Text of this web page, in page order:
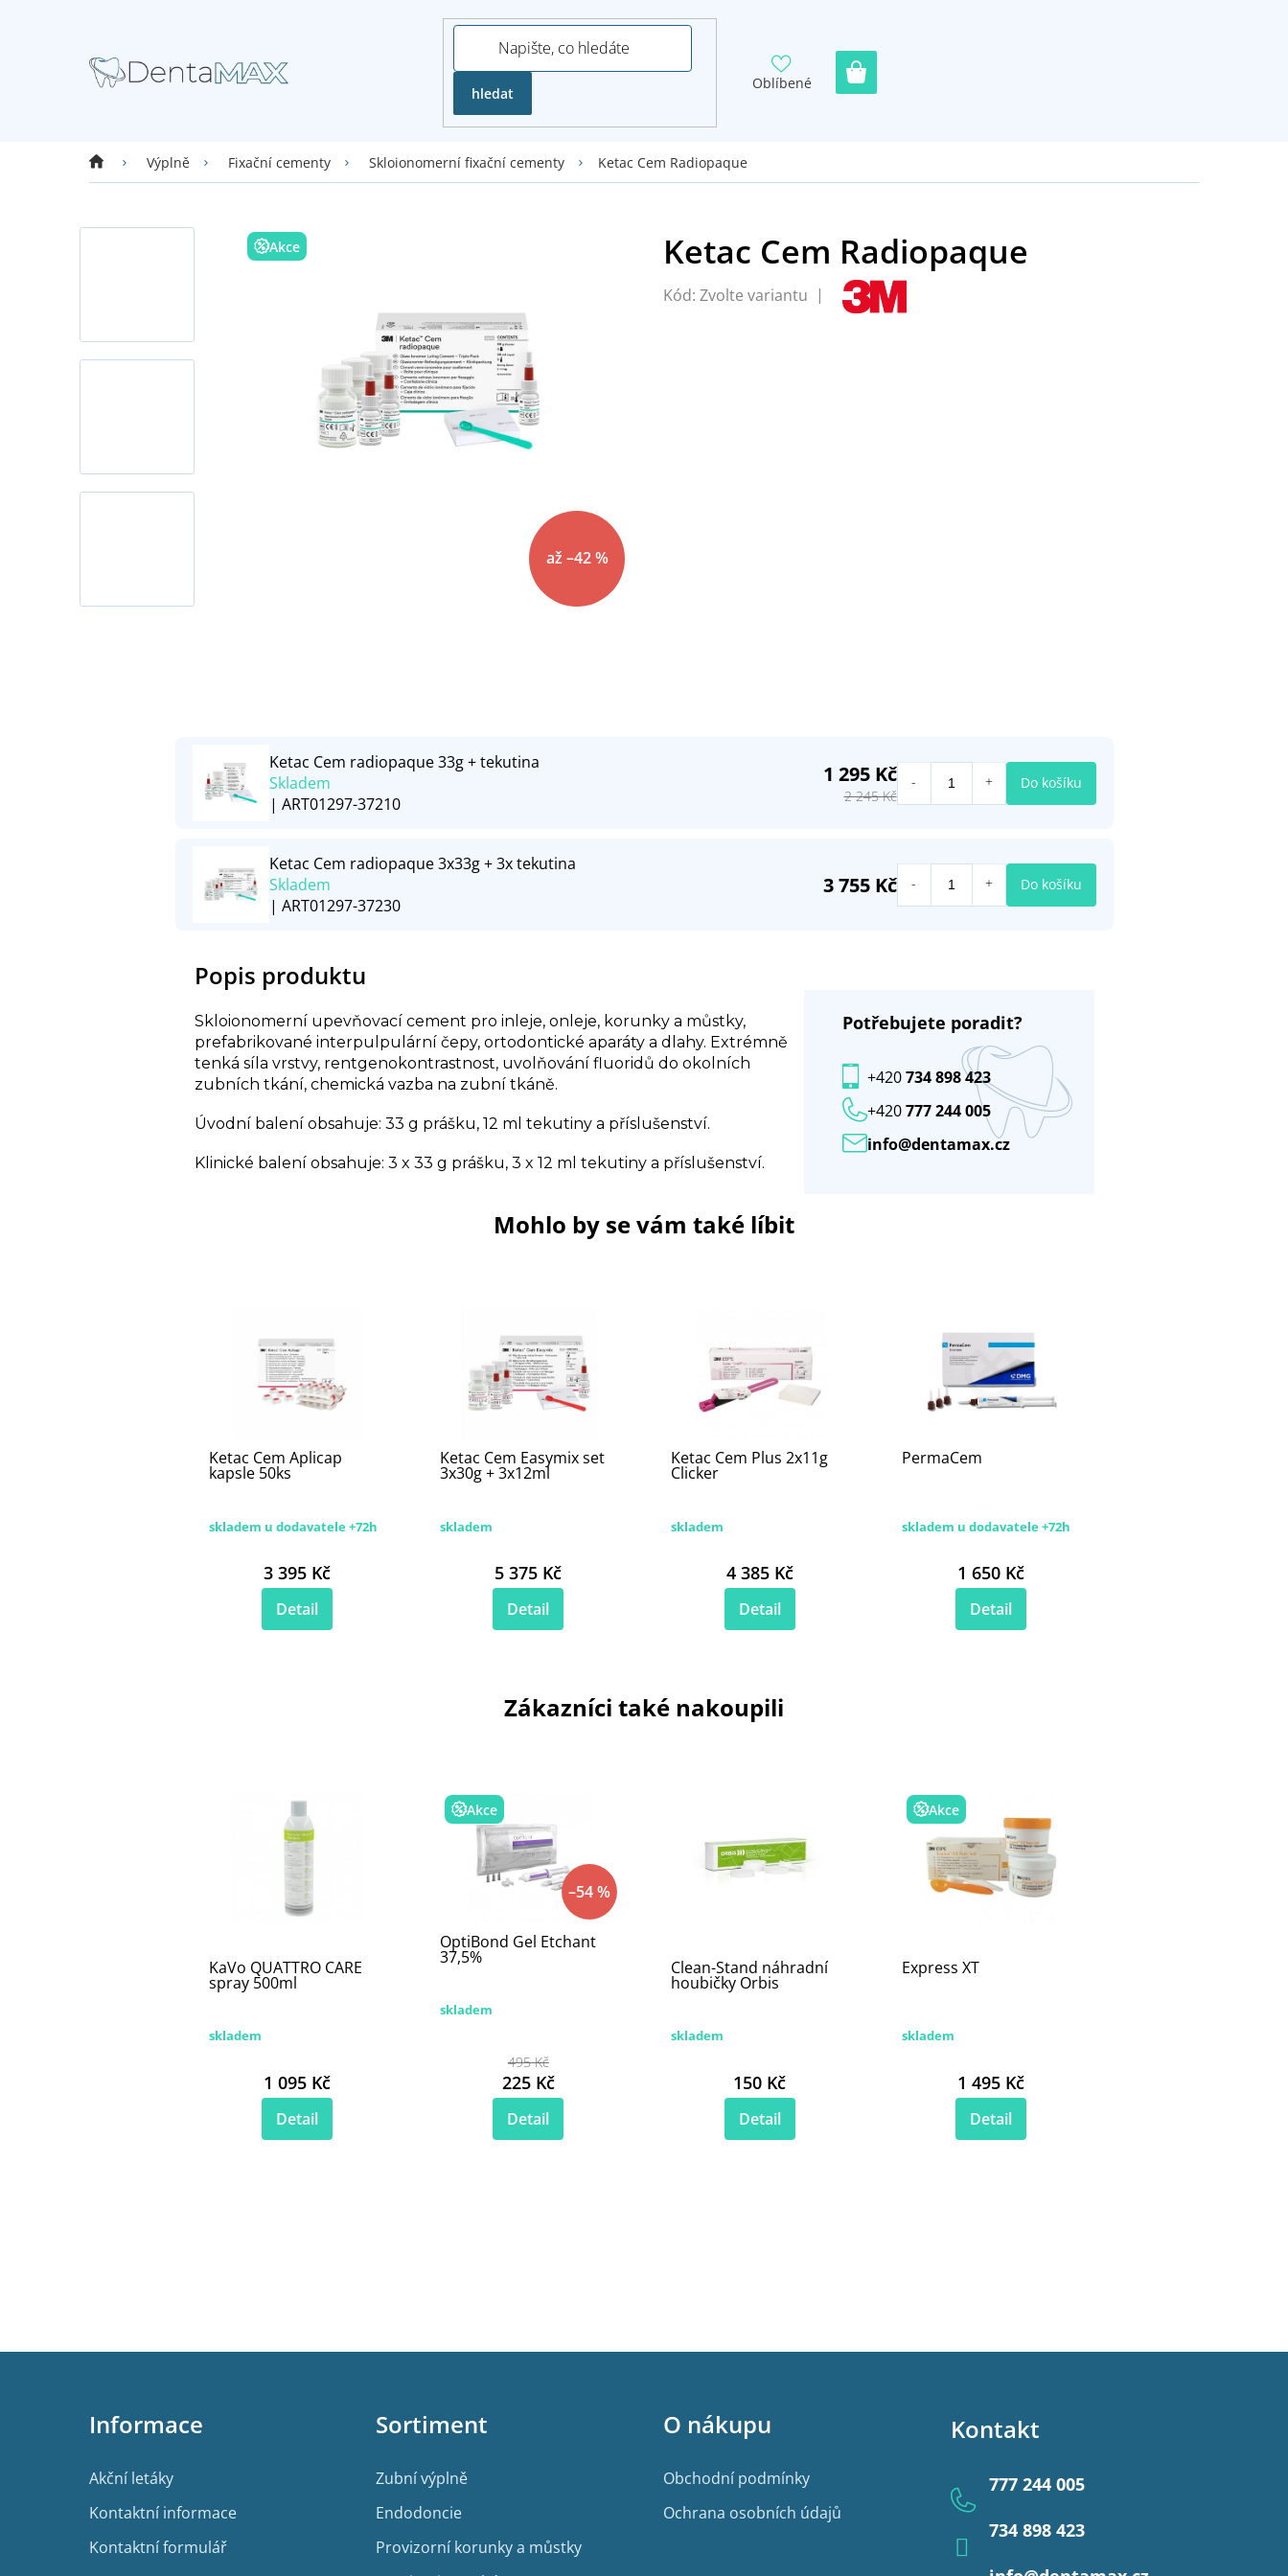
hledat
Oblíbené
Domů Výplně Fixační cementy Skloionomerní fixační cementy Ketac Cem Radiopaque
Akce
až –42 %
Kód: Zvolte variantu
Popis produktu
Skloionomerní upevňovací cement pro inleje, onleje, korunky a můstky,
prefabrikované interpulpulární čepy, ortodontické aparáty a dlahy. Extrémně
tenká síla vrstvy, rentgenokontrastnost, uvolňování fluoridů do okolních
zubních tkání, chemická vazba na zubní tkáně.
Úvodní balení obsahuje: 33 g prášku, 12 ml tekutiny a příslušenství.
Klinické balení obsahuje: 3 x 33 g prášku, 3 x 12 ml tekutiny a příslušenství.
Potřebujete poradit?
info@dentamax.cz
+420777 244 005
+420734 898 423
Mohlo by se vám také líbit
Ketac Cem Aplicap
kapsle 50ks
skladem u dodavatele +72h
3 395 Kč
Detail
Ketac Cem Easymix set
3x30g + 3x12ml
skladem
5 375 Kč
Detail
Ketac Cem Plus 2x11g
Clicker
skladem
4 385 Kč
Detail
PermaCem
skladem u dodavatele +72h
1 650 Kč
Detail
Zákazníci také nakoupili
KaVo QUATTRO CARE
spray 500ml
skladem
1 095 Kč
Detail
Akce
–54 %
OptiBond Gel Etchant
37,5%
skladem
495 Kč
225 Kč
Detail
Clean-Stand náhradní
houbičky Orbis
skladem
150 Kč
Detail
Akce
Express XT
skladem
1 495 Kč
Detail
Ketac Cem radiopaque 33g + tekutina
Skladem
| ART01297-37210
1 295 Kč
2 245 Kč
Do košíku
Ketac Cem radiopaque 3x33g + 3x tekutina
Skladem
| ART01297-37230
3 755 Kč Do košíku
Z
Informace
Akční letáky
Kontaktní informace
Kontaktní formulář
Sortiment
Zubní výplně
Endodoncie
Provizorní korunky a můstky
O nákupu
Obchodní podmínky
Ochrana osobních údajů
Kontakt
777 244 005
734 898 423